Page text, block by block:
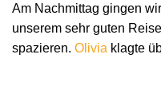
Am Nachmittag gingen
unserem sehr guten
spazieren. Olivia klagte